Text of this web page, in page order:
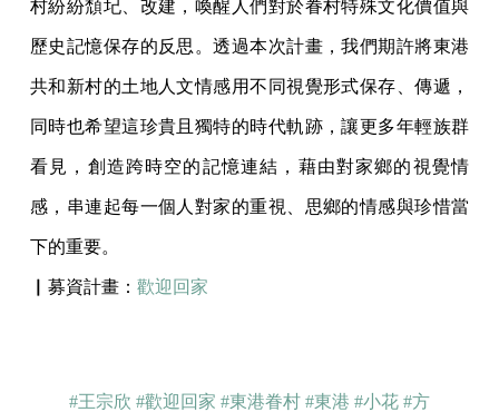
村紛紛頹圮、改建，喚醒人們對於眷村特殊文化價值與
歷史記憶保存的反思。透過本次計畫，我們期許將東港
共和新村的土地人文情感用不同視覺形式保存、傳遞，
同時也希望這珍貴且獨特的時代軌跡，讓更多年輕族群
看見，創造跨時空的記憶連結，藉由對家鄉的視覺情
感，串連起每一個人對家的重視、思鄉的情感與珍惜當
下的重要。
▏募資計畫： 歡迎回家
#王宗欣 #歡迎回家 #東港眷村 #東港 #小花 #方